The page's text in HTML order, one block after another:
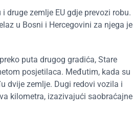
druge zemlje EU gdje prevozi robu.
u Bosni i Hercegovini za njega je
puta drugog gradića, Stare
posjetilaca. Međutim, kada su
dvije zemlje. Dugi redovi vozila i
kilometra, izazivajući saobraćajne